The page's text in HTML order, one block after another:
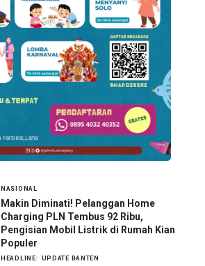
NASIONAL
Makin Diminati! Pelanggan Home
Charging PLN Tembus 92 Ribu,
Pengisian Mobil Listrik di Rumah Kian
Populer
HEADLINE UPDATE BANTEN